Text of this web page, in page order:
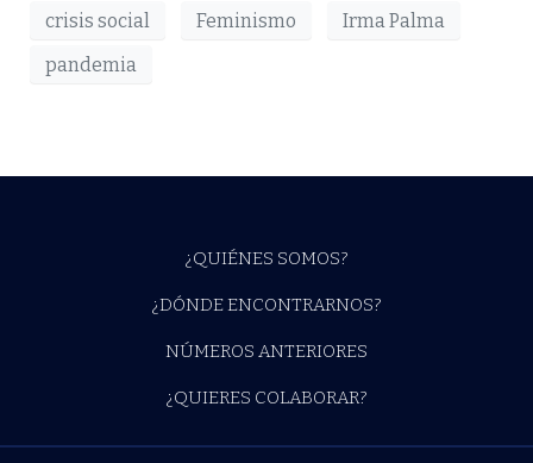
crisis social
Feminismo
Irma Palma
pandemia
¿QUIÉNES SOMOS?
¿DÓNDE ENCONTRARNOS?
NÚMEROS ANTERIORES
¿QUIERES COLABORAR?